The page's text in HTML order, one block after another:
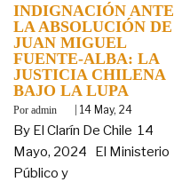
INDIGNACIÓN ANTE
LA ABSOLUCIÓN DE
JUAN MIGUEL
FUENTE-ALBA: LA
JUSTICIA CHILENA
BAJO LA LUPA
By admin 14 May, 24
By El Clarín De Chile 14
Mayo, 2024 El Ministerio
Público y